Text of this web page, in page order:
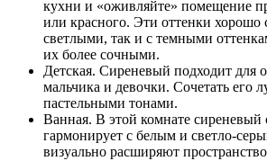
кухни и «оживляйте» помещение
или красного. Эти оттенки хорошо
светлыми, так и с темными
их более сочными.
Детская. Сиреневый подходит для
мальчика и девочки. Сочетать его
пастельными тонами.
Ванная. В этой комнате сиреневый
гармонирует с белым и светло-
визуально расширяют